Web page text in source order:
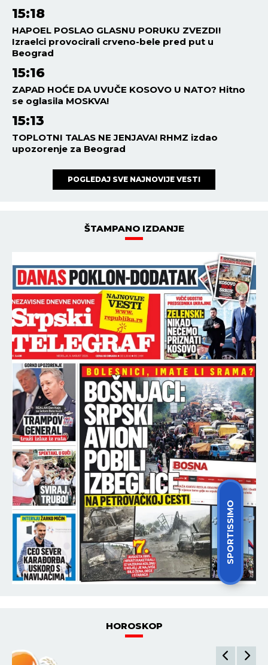
SPORTISSIMO
15:18
HAPOEL POSLAO GLASNU PORUKU ZVEZDI!
Izraelci provocirali crveno-bele pred put u
Beograd
15:16
ZAPAD HOĆE DA UVUČE KOSOVO U NATO? Hitno
se oglasila MOSKVA!
15:13
TOPLOTNI TALAS NE JENJAVA! RHMZ izdao
upozorenje za Beograd
POGLEDAJ SVE NAJNOVIJE VESTI
ŠTAMPANO IZDANJE
HOROSKOP